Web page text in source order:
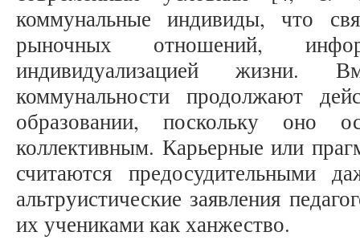
коммунальные индивиды, что
рыночных отношений,
индивидуализацией
коммунальности продолжают
образовании, поскольку оно
коллективным. Карьерные или
считаются предосудительными
альтруистические заявления
их учениками как ханжество.